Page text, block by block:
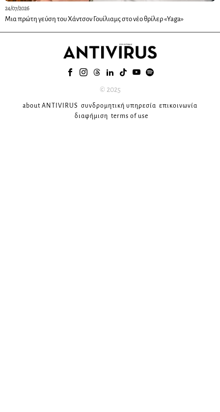
24/07/2026
Μια πρώτη γεύση του Χάντσον Γουίλιαμς στο νέο θρίλερ «Yaga»
© 2025
about ANTIVIRUS συνδρομητική υπηρεσία επικοινωνία
διαφήμιση terms of use